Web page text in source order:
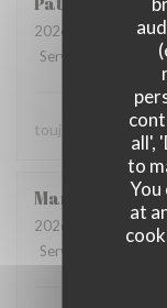
all',
to
You
at
2026-07-23
-
Service
toujours parfait
Maryvonne M
2026-07-23
-
Service